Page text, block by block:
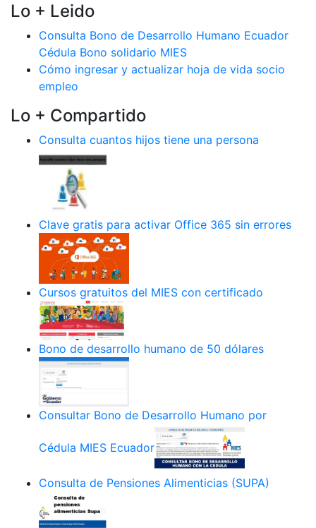
Lo + Leido
Consulta Bono de Desarrollo Humano Ecuador
Cédula Bono solidario MIES
Cómo ingresar y actualizar hoja de vida socio
empleo
Lo + Compartido
Consulta cuantos hijos tiene una persona
Clave gratis para activar Office 365 sin errores
Cursos gratuitos del MIES con certificado
Bono de desarrollo humano de 50 dólares
Consultar Bono de Desarrollo Humano por
Cédula MIES Ecuador
Consulta de Pensiones Alimenticias (SUPA)